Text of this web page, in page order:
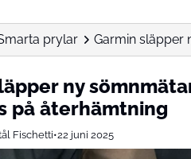
prylar Garmin släpper
ny
på återhämtning
Fischetti•22 juni 2025